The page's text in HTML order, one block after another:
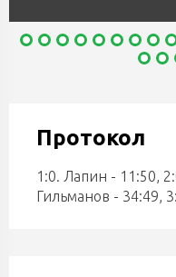
Протокол
1:0. Лапин - 11:50,
Гильманов - 34:49,